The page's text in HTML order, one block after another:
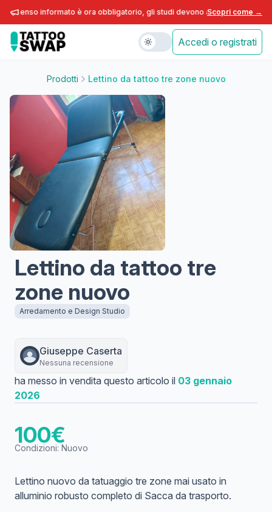
informato è ora obbligatorio, gli studi devono adeguarsi entro fine
Scopri come →
Accedi o registrati
Prodotti Lettino da tattoo tre zone nuovo
Lettino da tattoo tre
zone nuovo
Arredamento e Design Studio
Giuseppe Caserta
Nessuna recensione
ha messo in vendita questo articolo il 03 gennaio
2026
100€
Condizioni: Nuovo
Lettino nuovo da tatuaggio tre zone mai usato in
alluminio robusto completo di Sacca da trasporto.